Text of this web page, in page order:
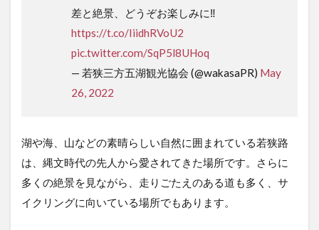
【ハーフ
コース
80km）】
ン
チ
ュ
リ
ー
ラ
差と絶景、どうぞお楽しみに‼️
https://t.co/IiidhRVoU2
pic.twitter.com/SqP5l8UHoq
— 若狭三方五湖観光協会 (@wakasaPR) May
26, 2022
湖や海、山などの素晴らしい自然に囲まれている若狭路
は、縄文時代の先人から愛されてきた場所です。さらに
多くの絶景を見ながら、走りごたえのある道も多く、サ
イクリングに向いている場所でもあります。